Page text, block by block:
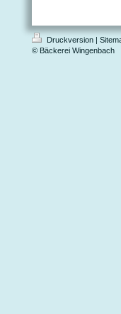
Druckversion |
© Bäckerei Wingenbach